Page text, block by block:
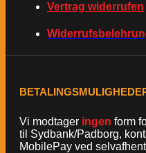
Vertrag widerrufen
Vi modtager ingen form
til Sydbank/Padborg,
MobilePay ved